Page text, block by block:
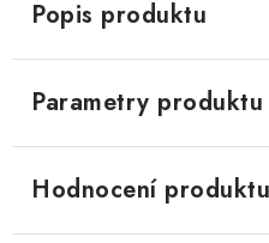
Popis produktu
Parametry produktu
Hodnocení